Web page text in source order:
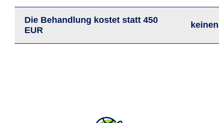
Die Behand­lung kostet statt 450
EUR